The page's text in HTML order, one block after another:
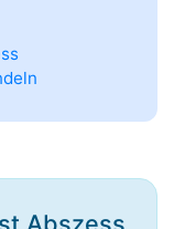
Abszess